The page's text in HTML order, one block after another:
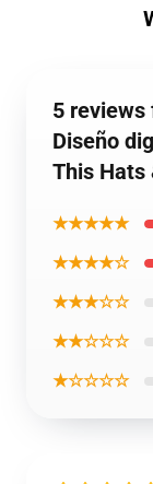
5 reviews
Diseño
This Hats
★★★★★
★★★★☆
★★★☆☆
★★☆☆☆
★☆☆☆☆